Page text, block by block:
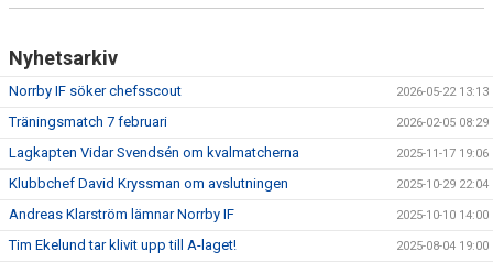
Nyhetsarkiv
Norrby IF söker chefsscout 2026-05-22 13:13
Träningsmatch 7 februari 2026-02-05 08:29
Lagkapten Vidar Svendsén om kvalmatcherna 2025-11-17 19:06
Klubbchef David Kryssman om avslutningen 2025-10-29 22:04
Andreas Klarström lämnar Norrby IF 2025-10-10 14:00
Tim Ekelund tar klivit upp till A-laget! 2025-08-04 19:00